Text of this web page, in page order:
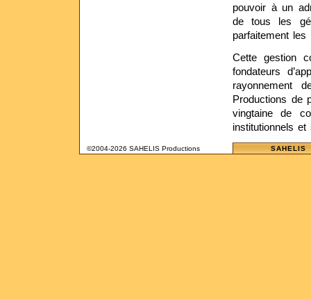
pouvoir à un
de tous les
parfaitement
Cette gestion
fondateurs
rayonnement
Productions de
vingtaine de
institutionnels
©2004-2026 SAHELIS Productions